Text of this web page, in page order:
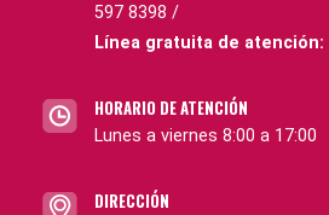
597 8398 /
Línea gratuita de atención:
HORARIO DE ATENCIÓN
Lunes a viernes 8:00 a 17:00
DIRECCIÓN